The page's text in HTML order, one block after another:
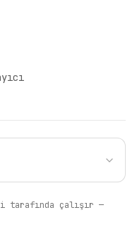
tarafında çalışır —